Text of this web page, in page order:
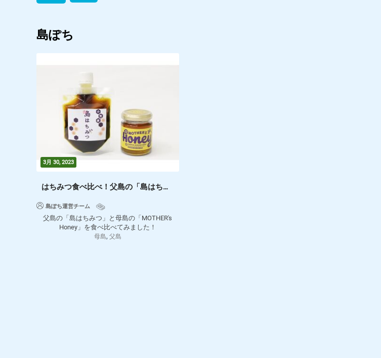
島ぽち
3月 30, 2023
はちみつ食べ比べ！父島の「島はちみつ」と母島の「MOTHER's Honey」
島ぽち運営チーム
父島の「島はちみつ」と母島の「MOTHER's
Honey」を食べ比べてみました！
母島, 父島